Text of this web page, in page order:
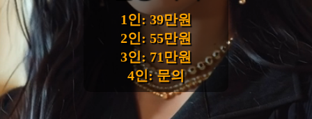
1인: 39만원
2인: 55만원
3인: 71만원
4인: 문의